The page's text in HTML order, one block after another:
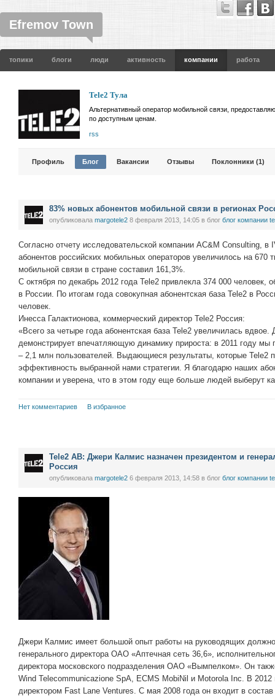
Efremov Town
топики блоги люди активность компании работа
Tele2 Тула
Альтернативный оператор мобильной связи,
по доступным ценам.
rss
Профиль Блог Вакансии Отзывы Поклонники (1)
83% новых абонентов мобильной связи в регионах
опубликовала margotele2 8 февраля 2013, 14:05 в блог блог компании
Согласно отчету исследовательской компании AC&M Consulting, в
абонентов российских мобильных операторов увеличилось на 670
мобильной связи в стране составил 161,3%.
С октября по декабрь 2012 года Tele2 привлекла 374 000 человек,
в России. По итогам года совокупная абонентская база Tele2 в
человек.
Инесса Галактионова, коммерческий директор Tele2 Россия:
«Всего за четыре года абонентская база Tele2 увеличилась
демонстрирует впечатляющую динамику прироста: в 2011 году
– 2,1 млн пользователей. Выдающиеся результаты, которые Tele2
эффективность выбранной нами стратегии. Я благодарю наших
компании и уверена, что в этом году еще больше людей выберут
Нет комментариев В избранное
Tele2 AB: Джери Калмис назначен президентом и
Россия
опубликовала margotele2 6 февраля 2013, 14:58 в блог блог компании
Джери Калмис имеет большой опыт работы на руководящих
генерального директора ОАО «Аптечная сеть 36,6»,
директора московского подразделения ОАО «Вымпелком». Он
Wind Telecommunicazione SpA, ECMS MobiNil и Motorola Inc. В
директором Fast Lane Ventures. С мая 2008 года он входит в состав